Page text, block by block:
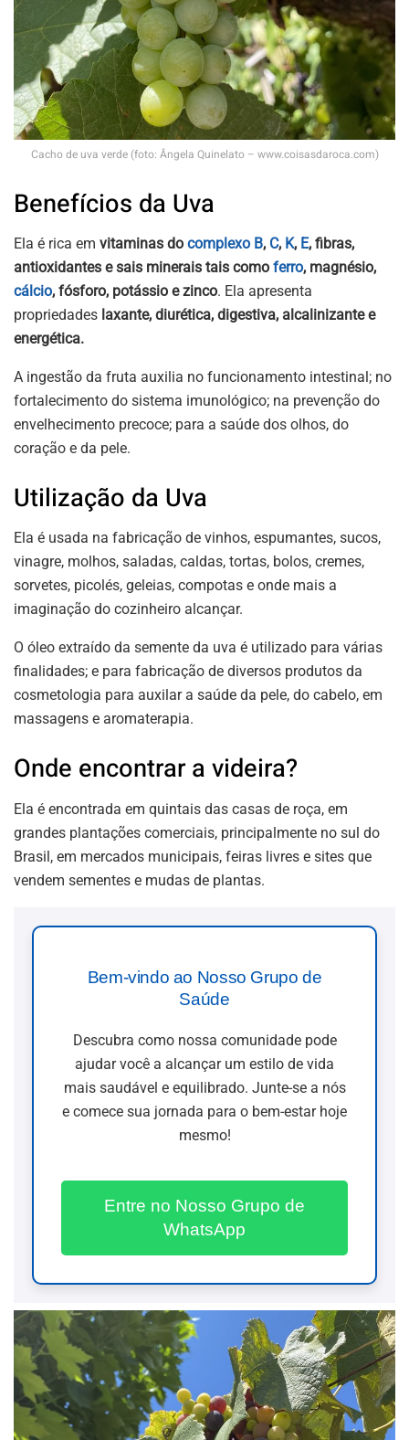
Cacho de uva verde (foto: Ângela Quinelato – www.coisasdaroca.com)
Benefícios da Uva
Ela é rica em vitaminas do complexo B, C, K, E, fibras,
antioxidantes e sais minerais tais como ferro, magnésio,
cálcio, fósforo, potássio e zinco. Ela apresenta
propriedades laxante, diurética, digestiva, alcalinizante e
energética.
A ingestão da fruta auxilia no funcionamento intestinal; no
fortalecimento do sistema imunológico; na prevenção do
envelhecimento precoce; para a saúde dos olhos, do
coração e da pele.
Utilização da Uva
Ela é usada na fabricação de vinhos, espumantes, sucos,
vinagre, molhos, saladas, caldas, tortas, bolos, cremes,
sorvetes, picolés, geleias, compotas e onde mais a
imaginação do cozinheiro alcançar.
O óleo extraído da semente da uva é utilizado para várias
finalidades; e para fabricação de diversos produtos da
cosmetologia para auxilar a saúde da pele, do cabelo, em
massagens e aromaterapia.
Onde encontrar a videira?
Ela é encontrada em quintais das casas de roça, em
grandes plantações comerciais, principalmente no sul do
Brasil, em mercados municipais, feiras livres e sites que
vendem sementes e mudas de plantas.
Bem-vindo ao Nosso Grupo de
Saúde
Descubra como nossa comunidade pode
ajudar você a alcançar um estilo de vida
mais saudável e equilibrado. Junte-se a nós
e comece sua jornada para o bem-estar hoje
mesmo!
Entre no Nosso Grupo de
WhatsApp